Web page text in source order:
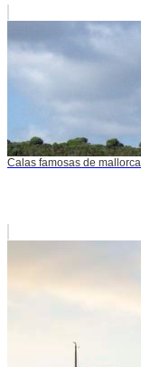
Calas famosas de mallorca